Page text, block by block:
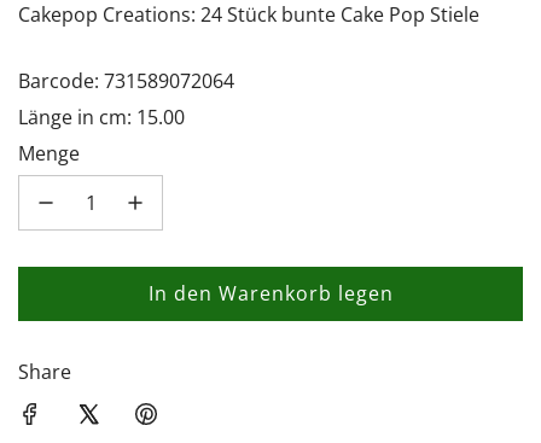
Cakepop Creations: 24 Stück bunte Cake Pop Stiele
Barcode: 731589072064
Länge in cm: 15.00
Menge
In den Warenkorb legen
L
Share